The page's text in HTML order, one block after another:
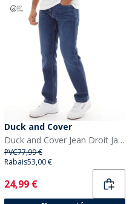
Duck and Cover
Duck and Cover Jean Droit Janstar Homme Bleu
PVC77,99 €
Rabais53,00 €
Current
24,99 €